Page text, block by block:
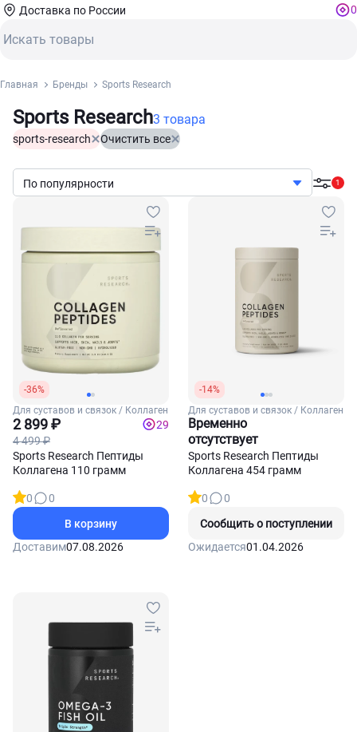
Доставка по России 0
Главная Бренды Sports Research
Sports Research3 товара
sports-research Очистить все
По популярности 1
-36%
Для суставов и связок / Коллаген
2 899 ₽
4 499 ₽
29
Sports Research Пептиды
Коллагена 110 грамм
0
0
В корзину
Доставим07.08.2026
-14%
Для суставов и связок / Коллаген
Временно
отсутствует
Sports Research Пептиды
Коллагена 454 грамм
0
0
Сообщить о поступлении
Ожидается01.04.2026